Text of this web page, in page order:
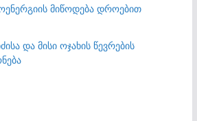
მიწოდება დროებით
და მისი ოჯახის წევრების